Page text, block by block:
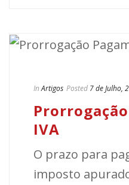
In Artigos Posted 7 de Julho,
IVA
O prazo para
imposto